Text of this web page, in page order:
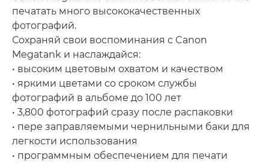
печатать много высококачественных
фотографий.
Сохраняй свои воспоминания с Canon
Megatank и наслаждайся:
• высоким цветовым охватом и качеством
• яркими цветами со сроком службы
фотографий в альбоме до 100 лет
• 3,800 фотографий сразу после распаковки
• пере заправляемыми чернильными баки для
легкости использования
• программным обеспечением для печати